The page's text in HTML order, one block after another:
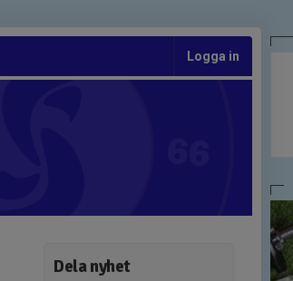
Logga in
Dela nyhet